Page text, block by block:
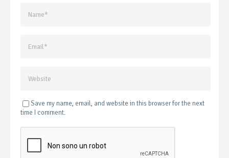
Save my name, email, and website in this browser for the next
time I comment.